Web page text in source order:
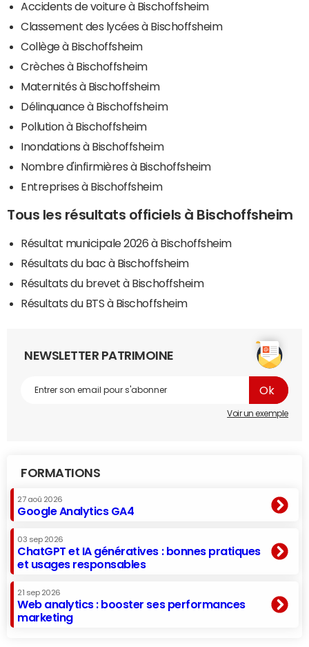
Accidents de voiture à Bischoffsheim
Classement des lycées à Bischoffsheim
Collège à Bischoffsheim
Crèches à Bischoffsheim
Maternités à Bischoffsheim
Délinquance à Bischoffsheim
Pollution à Bischoffsheim
Inondations à Bischoffsheim
Nombre d'infirmières à Bischoffsheim
Entreprises à Bischoffsheim
Tous les résultats officiels à Bischoffsheim
Résultat municipale 2026 à Bischoffsheim
Résultats du bac à Bischoffsheim
Résultats du brevet à Bischoffsheim
Résultats du BTS à Bischoffsheim
NEWSLETTER PATRIMOINE
Voir un exemple
FORMATIONS
27 aoû 2026
Google Analytics GA4
03 sep 2026
ChatGPT et IA génératives : bonnes pratiques
et usages responsables
21 sep 2026
Web analytics : booster ses performances
marketing